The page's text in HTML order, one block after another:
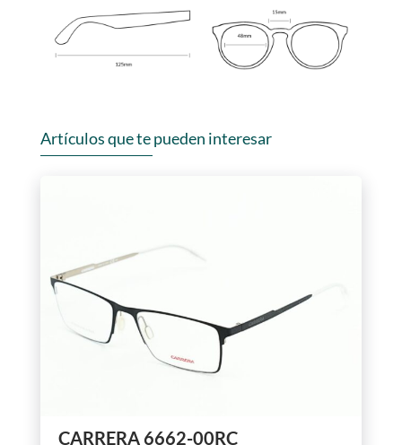
Artículos que te pueden interesar
CARRERA 6662-00RC